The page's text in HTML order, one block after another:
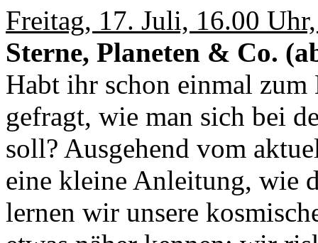
Freitag, 17. Juli, 16.00
Sterne, Planeten & Co.
Habt ihr schon einmal
gefragt, wie man sich bei
soll? Ausgehend vom
eine kleine Anleitung, wie
lernen wir unsere